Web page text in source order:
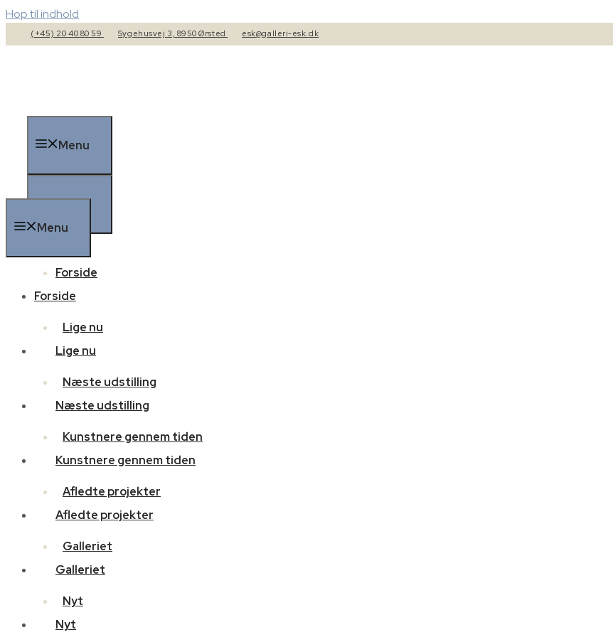
Hop til indhold
(+45) 20 40 80 59 Sygehusvej 3, 8950 Ørsted esk@galleri-esk.dk
Menu
Menu
Forside
Lige nu
Næste udstilling
Kunstnere gennem tiden
Afledte projekter
Galleriet
Nyt
Menu
Forside
Lige nu
Næste udstilling
Kunstnere gennem tiden
Afledte projekter
Galleriet
Nyt